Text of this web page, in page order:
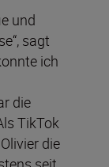
und
sagt
ich
die
TikTok
die